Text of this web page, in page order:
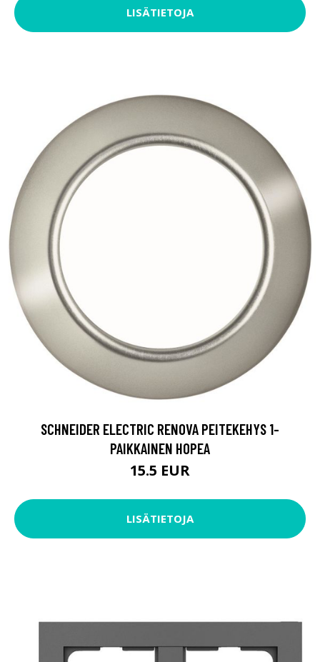
LISÄTIETOJA
SCHNEIDER ELECTRIC RENOVA PEITEKEHYS 1-
PAIKKAINEN HOPEA
15.5 EUR
LISÄTIETOJA